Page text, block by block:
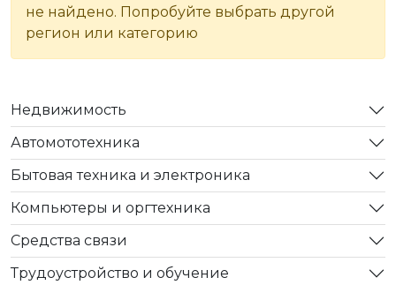
не найдено. Попробуйте выбрать другой
регион или категорию
Недвижимость
Автомототехника
Бытовая техника и электроника
Компьютеры и оргтехника
Средства связи
Трудоустройство и обучение